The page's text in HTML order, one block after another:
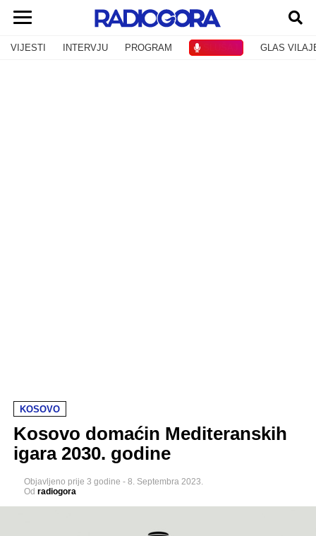
VIJESTI INTERVJU PROGRAM GLAS
KOSOVO
Kosovo domaćin Mediteranskih
igara 2030. godine
Objavljeno prije 3 godine - 8. Septembra 2023.
Od radiogora